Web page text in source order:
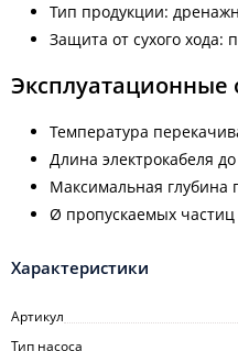
Тип продукции:
Защита от сухого хода:
Эксплуатационные
Температура
Длина электрокабеля
Максимальная глубина
Ø пропускаемых
Характеристики
Артикул
Тип насоса